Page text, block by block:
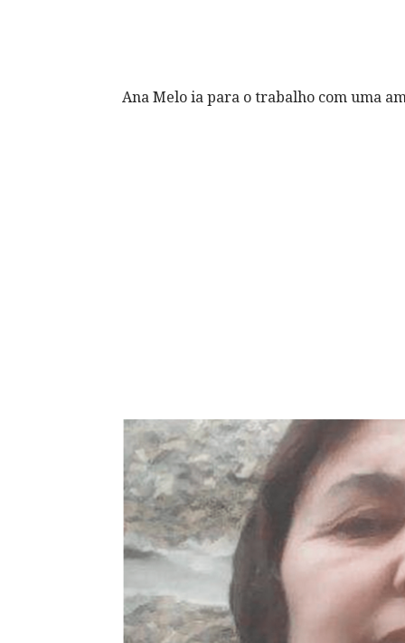
Ana Melo ia para o trabalho com uma